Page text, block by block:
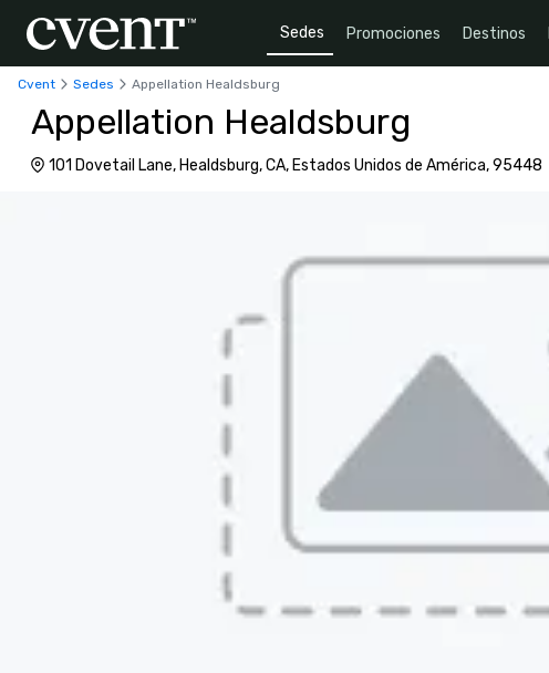
Sedes Promociones Destinos
Cvent Sedes Appellation Healdsburg
Appellation Healdsburg
101 Dovetail Lane, Healdsburg, CA, Estados Unidos de América, 95448